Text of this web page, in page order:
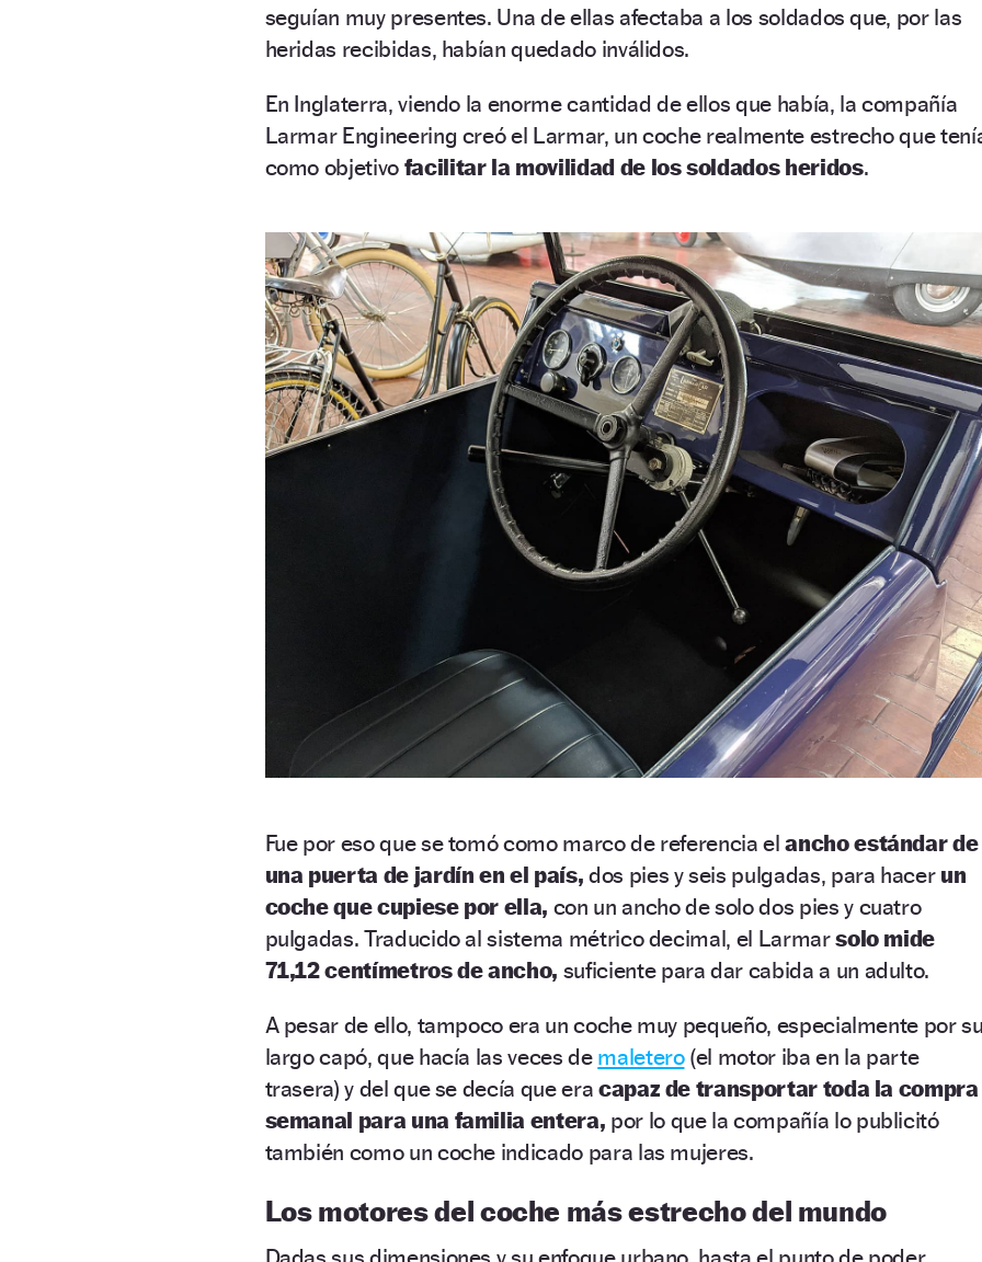
seguían muy presentes. Una de ellas afectaba a los soldados que, por las
heridas recibidas, habían quedado inválidos.
En Inglaterra, viendo la enorme cantidad de ellos que había, la compañía
Larmar Engineering creó el Larmar, un coche realmente estrecho que
como objetivo facilitar la movilidad de los soldados heridos.
Fue por eso que se tomó como marco de referencia elancho estándar de
una puerta de jardín en el país, dos pies y seis pulgadas, para hacer un
coche que cupiese por ella, con un ancho de solo dos pies y cuatro
pulgadas. Traducido al sistema métrico decimal, el Larmarsolo mide
71,12 centímetros de ancho, suficiente para dar cabida a un adulto.
A pesar de ello, tampoco era un coche muy pequeño, especialmente por
largo capó, que hacía las veces de maletero(el motor iba en la parte
trasera) y del que se decía que era capaz de transportar toda la compra
semanal para una familia entera, por lo que la compañía lo publicitó
también como un coche indicado para las mujeres.
Los motores del coche más estrecho del mundo